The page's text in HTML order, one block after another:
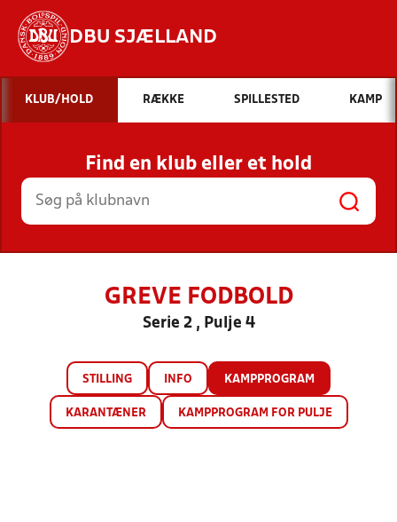
DBU SJÆLLAND
Hvad vil du søge efter?
INDHOLD OG NYHEDER
STILLINGER, RESULTATER, KLUBBER OG
HOLD
KLUB/HOLD RÆKKE SPILLESTED KAMP
Find en klub eller et hold
GREVE FODBOLD
Serie 2 , Pulje 4
STILLING INFO KAMPPROGRAM
KARANTÆNER KAMPPROGRAM FOR PULJE